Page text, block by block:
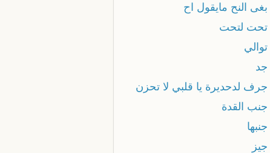
النح مايقول اح
لتحت
لدحديرة يا قلبي لا تحزن
القدة